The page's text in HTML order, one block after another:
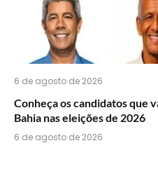
6 de agosto de 2026
Conheça os candidatos que
Bahia nas eleições de 2026
6 de agosto de 2026